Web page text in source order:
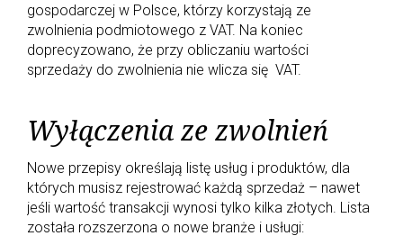
gospodarczej w Polsce, którzy korzystają ze
zwolnienia podmiotowego z VAT. Na koniec
doprecyzowano, że przy obliczaniu wartości
sprzedaży do zwolnienia nie wlicza się VAT.
Wyłączenia ze zwolnień
Nowe przepisy określają listę usług i produktów, dla
których musisz rejestrować każdą sprzedaż – nawet
jeśli wartość transakcji wynosi tylko kilka złotych. Lista
została rozszerzona o nowe branże i usługi: